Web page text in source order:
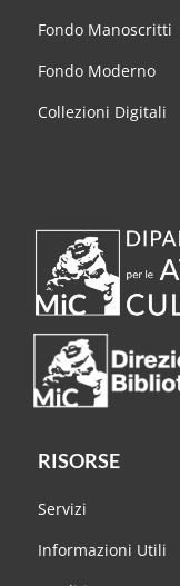
Fondo Manoscritti
Fondo Moderno
Collezioni Digitali
RISORSE
Servizi
Informazioni Utili